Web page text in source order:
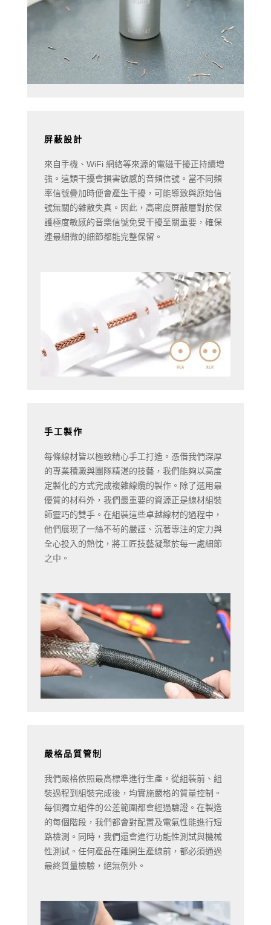
屏蔽設計
來自手機、WiFi 網絡等來源的電磁干擾正持續增
強。這類干擾會損害敏感的音頻信號。當不同頻
率信號疊加時便會產生干擾，可能導致與原始信
號無關的雜散失真。因此，高密度屏蔽層對於保
護極度敏感的音樂信號免受干擾至關重要，確保
連最細微的細節都能完整保留。
手工製作
每條線材皆以極致精心手工打造。憑借我們深厚
的專業積澱與團隊精湛的技藝，我們能夠以高度
定製化的方式完成複雜線纜的製作。除了選用最
優質的材料外，我們最重要的資源正是線材組裝
師靈巧的雙手。在組裝這些卓越線材的過程中，
他們展現了一絲不茍的嚴謹、沉著專注的定力與
全心投入的熱忱，將工匠技藝凝聚於每一處細節
之中。
嚴格品質管制
我們嚴格依照最高標準進行生產。從組裝前、組
裝過程到組裝完成後，均實施嚴格的質量控制。
每個獨立組件的公差範圍都會經過驗證。在製造
的每個階段，我們都會對配置及電氣性能進行短
路檢測。同時，我們還會進行功能性測試與機械
性測試。任何產品在離開生產線前，都必須通過
最終質量檢驗，絕無例外。